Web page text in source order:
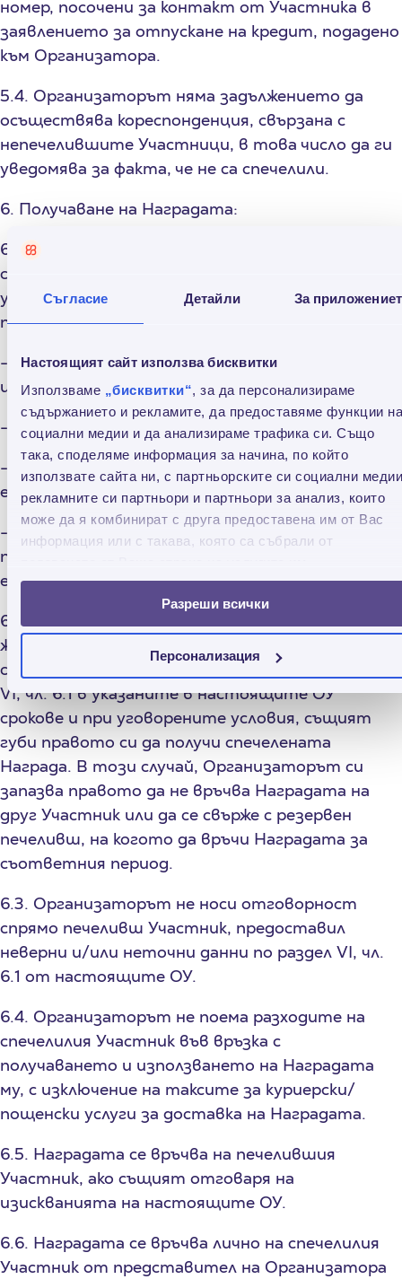
Съгласие Детайли За
Настоящият сайт използва бисквитки
Използваме „бисквитки“, за да персонализираме
съдържанието и рекламите, да предоставяме функции на
социални медии и да анализираме трафика си. Също
така, споделяме информация за начина, по който
използвате сайта ни, с партньорските си социални
рекламните си партньори и партньори за анализ, които
може да я комбинират с друга предоставена им от Вас
информация или с такава, която са събрали от
Разреши всички
Персонализация
номер, посочени за контакт от Участника в
заявлението за отпускане на кредит, подадено
към Организатора.
5.4. Организаторът няма задължението да
осъществява кореспонденция, свързана с
непечелившите Участници, в това число да ги
уведомява за факта, че не са спечелили.
6. Получаване на Наградата:
6.1. Всеки печеливш Участник следва да се
свърже с Организатора в 10-дневен срок от
уведомлението по раздел VI. 5.3 от ОУ, като
предостави на следните данни:
- три имена на Участник, съгласно надлежно
издаден документ за самоличност;
- Единен граждански номер на Участник;
- данни за мобилен телефон, адрес на
електронна поща.
- точен адрес за доставка на Наградата – град,
пощенски код, квартал, улица, номер на сграда,
етаж, апартамент и др.
6.2. В случай че печеливш Участник не заяви
желание и ред, по който да получи Наградата
си, както и не предостави данните по раздел
VI, чл. 6.1 в указаните в настоящите ОУ
срокове и при уговорените условия, същият
губи правото си да получи спечелената
Награда. В този случай, Организаторът си
запазва правото да не връчва Наградата на
друг Участник или да се свърже с резервен
печеливш, на когото да връчи Наградата за
съответния период.
6.3. Организаторът не носи отговорност
спрямо печеливш Участник, предоставил
неверни и/или неточни данни по раздел VI, чл.
6.1 от настоящите ОУ.
6.4. Организаторът не поема разходите на
спечелилия Участник във връзка с
получаването и използването на Наградата
му, с изключение на таксите за куриерски/
пощенски услуги за доставка на Наградата.
6.5. Наградата се връчва на печелившия
Участник, ако същият отговаря на
изискванията на настоящите ОУ.
6.6. Наградата се връчва лично на спечелилия
Участник от представител на Организатора